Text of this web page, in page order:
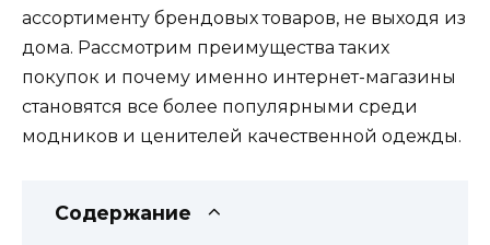
ассортименту брендовых товаров, не выходя из
дома. Рассмотрим преимущества таких
покупок и почему именно интернет-магазины
становятся все более популярными среди
модников и ценителей качественной одежды.
Содержание